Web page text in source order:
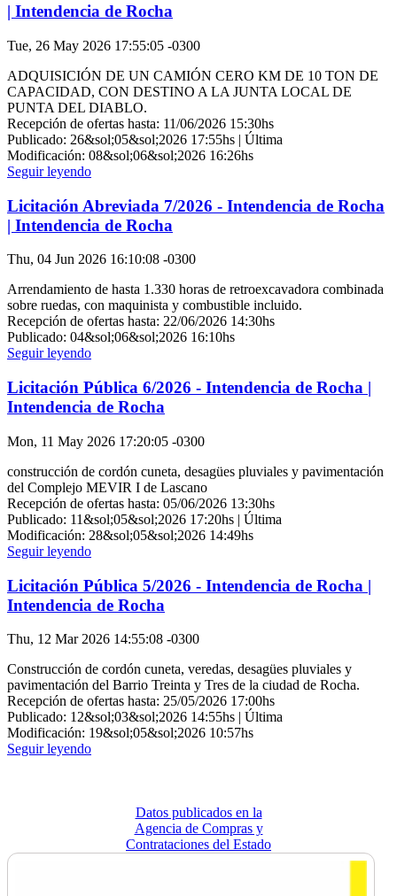
| Intendencia de Rocha
Tue, 26 May 2026 17:55:05 -0300
ADQUISICIÓN DE UN CAMIÓN CERO KM DE 10 TON DE
CAPACIDAD, CON DESTINO A LA JUNTA LOCAL DE
PUNTA DEL DIABLO.
Recepción de ofertas hasta: 11/06/2026 15:30hs
Publicado: 26&sol;05&sol;2026 17:55hs | Última
Modificación: 08&sol;06&sol;2026 16:26hs
Seguir leyendo
Licitación Abreviada 7/2026 - Intendencia de Rocha
| Intendencia de Rocha
Thu, 04 Jun 2026 16:10:08 -0300
Arrendamiento de hasta 1.330 horas de retroexcavadora combinada
sobre ruedas, con maquinista y combustible incluido.
Recepción de ofertas hasta: 22/06/2026 14:30hs
Publicado: 04&sol;06&sol;2026 16:10hs
Seguir leyendo
Licitación Pública 6/2026 - Intendencia de Rocha |
Intendencia de Rocha
Mon, 11 May 2026 17:20:05 -0300
construcción de cordón cuneta, desagües pluviales y pavimentación
del Complejo MEVIR I de Lascano
Recepción de ofertas hasta: 05/06/2026 13:30hs
Publicado: 11&sol;05&sol;2026 17:20hs | Última
Modificación: 28&sol;05&sol;2026 14:49hs
Seguir leyendo
Licitación Pública 5/2026 - Intendencia de Rocha |
Intendencia de Rocha
Thu, 12 Mar 2026 14:55:08 -0300
Construcción de cordón cuneta, veredas, desagües pluviales y
pavimentación del Barrio Treinta y Tres de la ciudad de Rocha.
Recepción de ofertas hasta: 25/05/2026 17:00hs
Publicado: 12&sol;03&sol;2026 14:55hs | Última
Modificación: 19&sol;05&sol;2026 10:57hs
Seguir leyendo
Datos publicados en la
Agencia de Compras y
Contrataciones del Estado